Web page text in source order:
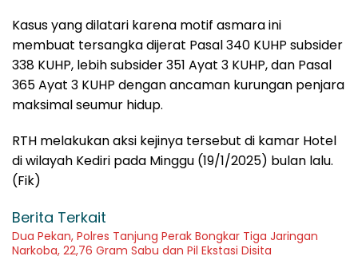
Kasus yang dilatari karena motif asmara ini
membuat tersangka dijerat Pasal 340 KUHP subsider
338 KUHP, lebih subsider 351 Ayat 3 KUHP, dan Pasal
365 Ayat 3 KUHP dengan ancaman kurungan penjara
maksimal seumur hidup.
RTH melakukan aksi kejinya tersebut di kamar Hotel
di wilayah Kediri pada Minggu (19/1/2025) bulan lalu.
(Fik)
Berita Terkait
Dua Pekan, Polres Tanjung Perak Bongkar Tiga Jaringan
Narkoba, 22,76 Gram Sabu dan Pil Ekstasi Disita